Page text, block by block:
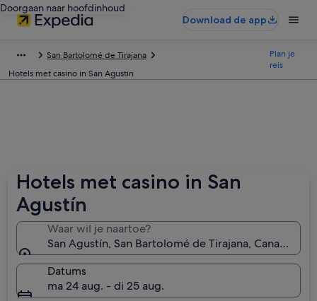
Doorgaan naar hoofdinhoud
Download de app
San Bartolomé de Tirajana
Hotels met casino in San Agustín
Plan je
reis
Hotels met casino in San
Agustín
Waar wil je naartoe?
San Agustín, San Bartolomé de Tirajana, Canarische
Datums
ma 24 aug. - di 25 aug.